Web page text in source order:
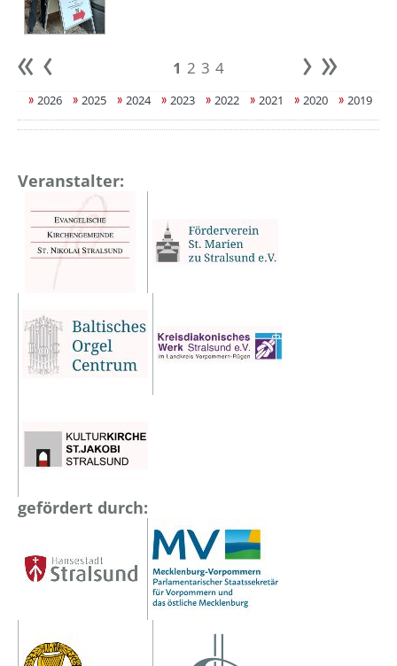
Anfang 1 2 3 4 weiter
2026 2025 2024 2023 2022 2021 2020 2019
Veranstalter:
gefördert durch: